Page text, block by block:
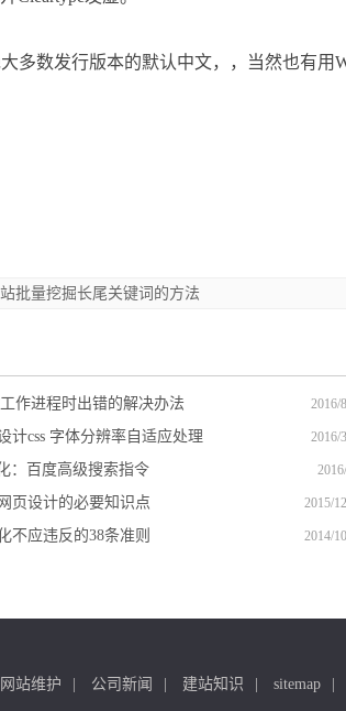
多数发行版本的默认中文，，当然也有用
批量挖掘长尾关键词的方法
2016/
作进程时出错的解决办法
2016/
计css 字体分辨率自适应处理
：百度高级搜索指令
2015/
页设计的必要知识点
2014/
不应违反的38条准则
网站维护 公司新闻 建站知识 sitemap